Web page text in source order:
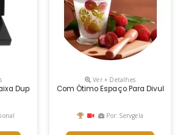
Duplex, Tábua De Madeira Em Formato Do
Ver + Detalhes
Com Ótimo Espaço Para
Por: Servgela